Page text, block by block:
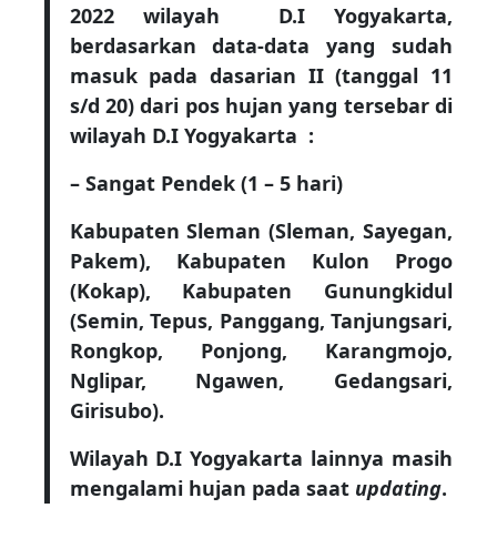
2022 wilayah D.I Yogyakarta,
berdasarkan data-data yang sudah
masuk pada dasarian II (tanggal 11
s/d 20) dari pos hujan yang tersebar di
wilayah D.I Yogyakarta :
– Sangat Pendek (1 – 5 hari)
Kabupaten Sleman (Sleman, Sayegan,
Pakem), Kabupaten Kulon Progo
(Kokap), Kabupaten Gunungkidul
(Semin, Tepus, Panggang, Tanjungsari,
Rongkop, Ponjong, Karangmojo,
Nglipar, Ngawen, Gedangsari,
Girisubo).
Wilayah D.I Yogyakarta lainnya masih
mengalami hujan pada saat updating.